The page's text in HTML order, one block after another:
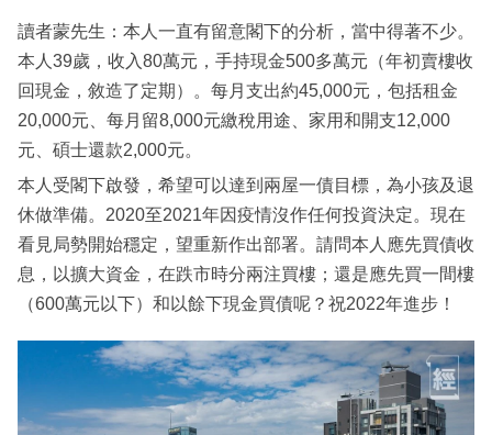
讀者蒙先生：本人一直有留意閣下的分析，當中得著不少。
本人39歲，收入80萬元，手持現金500多萬元（年初賣樓收
回現金，敘造了定期）。每月支出約45,000元，包括租金
20,000元、每月留8,000元繳稅用途、家用和開支12,000
元、碩士還款2,000元。
本人受閣下啟發，希望可以達到兩屋一債目標，為小孩及退
休做準備。2020至2021年因疫情沒作任何投資決定。現在
看見局勢開始穩定，望重新作出部署。請問本人應先買債收
息，以擴大資金，在跌市時分兩注買樓；還是應先買一間樓
（600萬元以下）和以餘下現金買債呢？祝2022年進步！